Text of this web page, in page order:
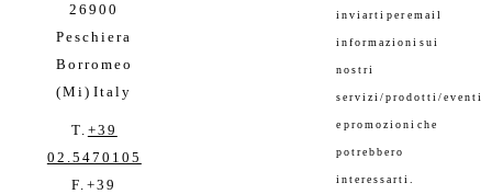
26900
Peschiera
Borromeo
(Mi) Italy
T. +39
02.5470105
F. +39
inviarti per email
informazioni sui
nostri
servizi/prodotti/eventi
e promozioni che
potrebbero
interessarti.